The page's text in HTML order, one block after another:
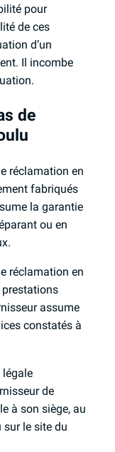
pour
de ces
d’un
Il incombe
de
réclamation en
fabriqués
la garantie
ou en
réclamation en
prestations
assume
constatés à
légale
de
à son siège, au
sur le site du